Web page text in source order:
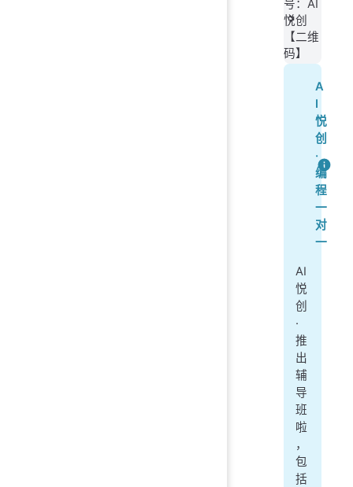
号：AI
悦创
【二维
码】
A
I
悦
创
·
编
程
一
对
一
AI
悦
创
·
推
出
辅
导
班
啦
，
包
括